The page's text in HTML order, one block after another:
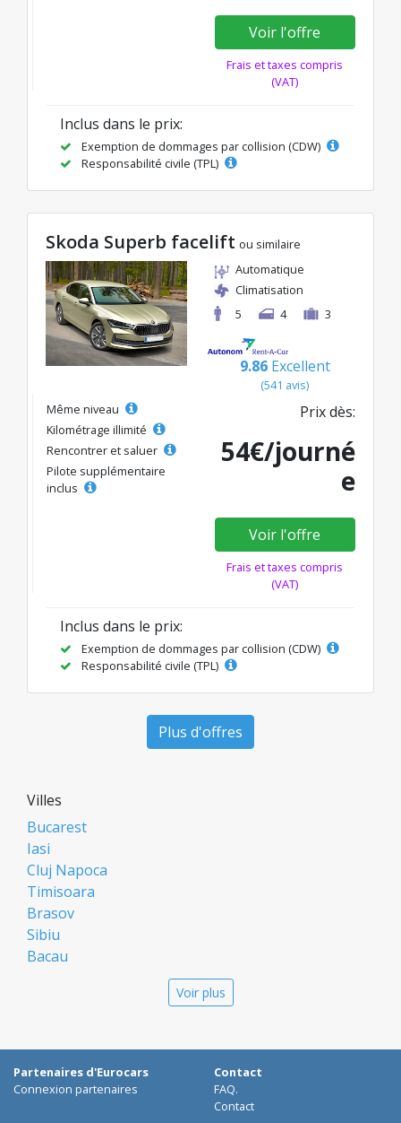
Voir l'offre
Frais et taxes compris
(VAT)
Inclus dans le prix:
Exemption de dommages par collision (CDW)
Responsabilité civile (TPL)
Skoda Superb facelift ou similaire
Automatique
Climatisation
5
4 3
9.86 Excellent
(541 avis)
Même niveau
Kilométrage illimité
Rencontrer et saluer
Pilote supplémentaire
inclus
Prix dès:
54€/journé
e
Voir l'offre
Frais et taxes compris
(VAT)
Inclus dans le prix:
Exemption de dommages par collision (CDW)
Responsabilité civile (TPL)
Plus d'offres
Villes
Bucarest
Iasi
Cluj Napoca
Timisoara
Brasov
Sibiu
Bacau
Galati
Suceava
Voir plus
Partenaires d'Eurocars
Connexion partenaires
Contact
FAQ.
Contact